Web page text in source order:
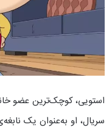
استویی، کوچک‌ترین عضو
سریال، او به‌عنوان یک